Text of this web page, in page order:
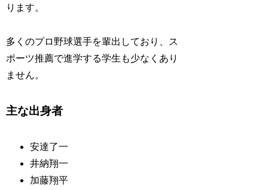
ります。
多くのプロ野球選手を輩出しており、ス
ポーツ推薦で進学する学生も少なくあり
ません。
主な出身者
安達了一
井納翔一
加藤翔平